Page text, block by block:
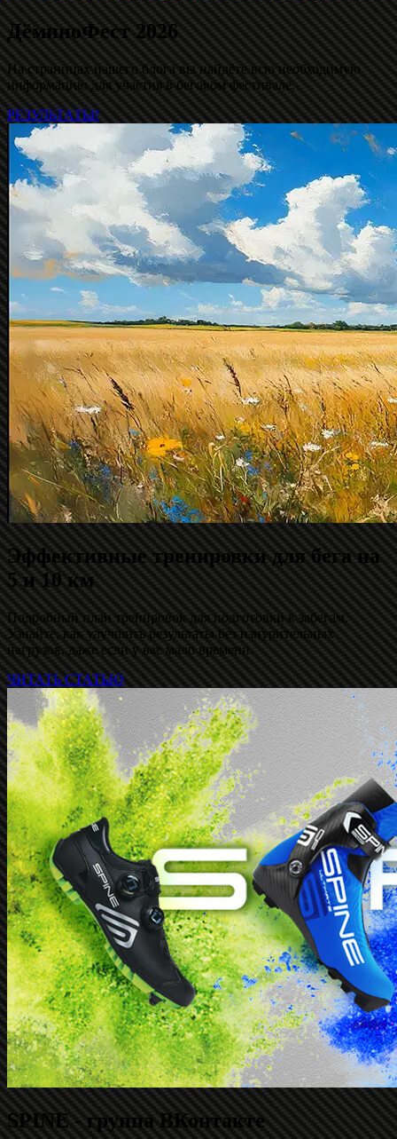
ДёминоФест 2026
На страницах нашего блога вы найдёте всю необходимую
информацию для участия в беговом фестивале.
РЕЗУЛЬТАТЫ!
Эффективные тренировки для бега на
5 и 10 км
Подробный план тренировок для подготовки к забегам.
Узнайте, как улучшить результаты без изнурительных
нагрузок, даже если у вас мало времени.
ЧИТАТЬ СТАТЬЮ
SPINE - группа ВКонтакте